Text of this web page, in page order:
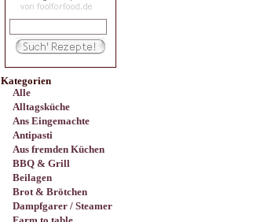
Kategorien
Alle
Alltagsküche
Ans Eingemachte
Antipasti
Aus fremden Küchen
BBQ & Grill
Beilagen
Brot & Brötchen
Dampfgarer / Steamer